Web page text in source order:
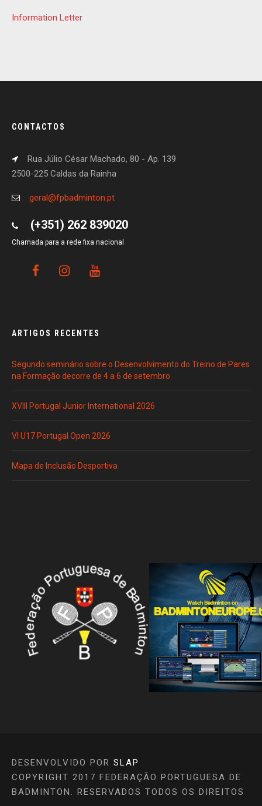
Information Letter
CONTACTOS
Rua Júlio César Machado, 80 - Ap. 139
2500-225 Caldas da Rainha
geral@fpbadminton.pt
(+351) 262 839020
Chamada para a rede fixa nacional
ARTIGOS RECENTES
Segundo seminário sobre o Desenvolvimento do Treino de Pares
na Formação decorre de 4 a 6 de setembro
XVIII Portugal Junior International 2026
VI U17 Portugal Open 2026
Mapa de Inclusão Desportiva
DESENVOLVIDO POR SLAP
COPYRIGHT 2017 FEDERAÇÃO PORTUGUESA DE
BADMINTON. RESERVADOS TODOS OS DIREITOS